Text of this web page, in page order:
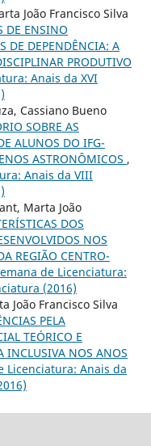
João Francisco Silva
DE ENSINO
DE DEPENDÊNCIA: A
PRODUTIVO
Anais da XVI
Cassiano Bueno
SOBRE AS
ALUNOS DO IFG-
ASTRONÔMICOS ,
Anais da VIII
Marta João
DOS
NOS
REGIÃO CENTRO-
de Licenciatura:
(2016)
João Francisco Silva
PELA
TEÓRICO E
INCLUSIVA NOS ANOS
Licenciatura: Anais da